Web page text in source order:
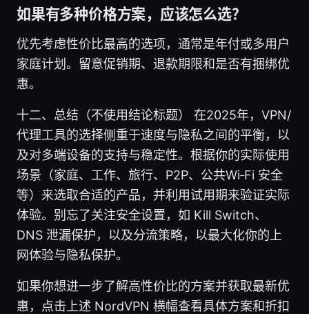
如果有多种价格方案，应该怎么选？
优先考虑性价比最高的选项，通常是年付或多用户
家庭计划。留意促销期、退款期限和是否有捆绑优
惠。
十二、总结（不使用结论标题） 在2025年，VPN/
代理工具的选择侧重于速度与隐私之间的平衡，以
及对多端设备的支持与稳定性。根据你的实际使用
场景（家庭、工作、旅行、P2P、公共Wi‑Fi 安全
等）来选取合适的产品，并利用试用期来验证实际
体验。别忘了关注安全设置，如 Kill Switch、
DNS 泄漏保护，以及分流策略，以最大化你的上
网体验与隐私保护。
如果你想进一步了解高性价比的方案并获取最新优
惠，点击上述 NordVPN 横幅查看具体方案和折扣